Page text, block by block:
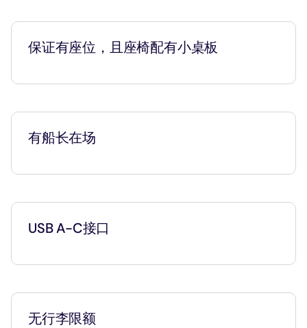
保证有座位，且座椅配有小桌板
有船长在场
USB A-C接口
无行李限额